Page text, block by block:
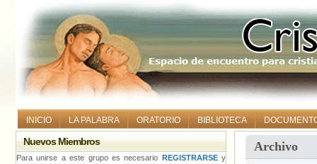
INICIO LA PALABRA ORATORIO BIBLIOTECA
Archivo
Nuevos Miembros
Para unirse a este grupo es necesario REGISTRARSEy